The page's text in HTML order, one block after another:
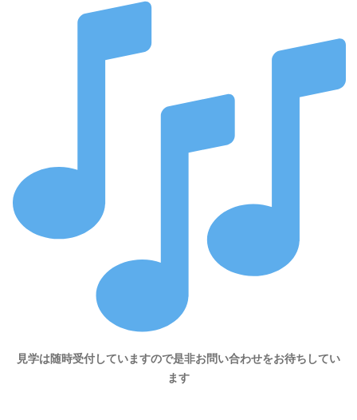
見学は随時受付していますので是非お問い合わせをお待ちしてい
ます